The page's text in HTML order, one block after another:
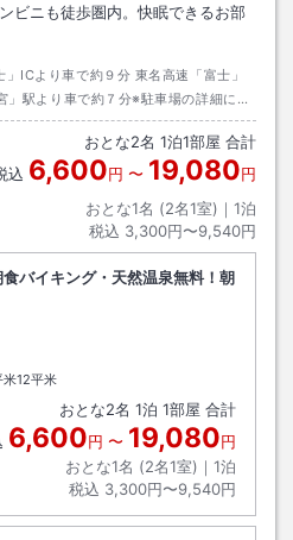
ビニも徒歩圏内。快眠できるお部
ICより車で約９分 東名高速「富士」
」駅より車で約７分※駐車場の詳細につ
ご確認下さい。
おとな2名 1泊1部屋 合計
込 6,600円 〜 19,080円
おとな1名 (2名1室)｜ 1泊
税込 3,300円〜9,540円
食バイキング・天然温泉無料！朝
米12平米
おとな2名 1泊 1部屋 合計
6,600円 〜 19,080円
おとな1名 (2名1室)｜ 1泊
税込 3,300円〜9,540円